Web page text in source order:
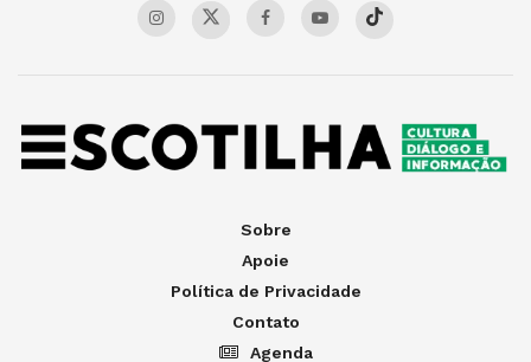
Sobre
Apoie
Política de Privacidade
Contato
Agenda